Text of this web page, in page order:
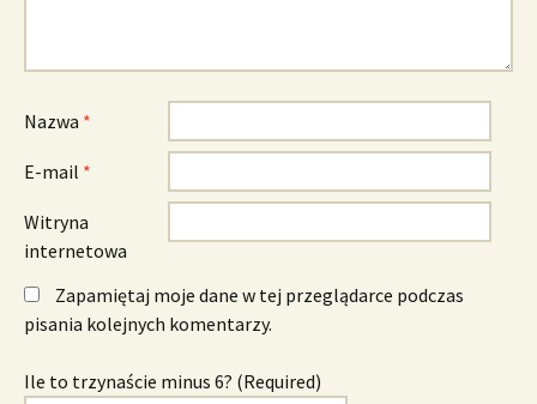
Nazwa *
E-mail *
Witryna
internetowa
Zapamiętaj moje dane w tej przeglądarce podczas
pisania kolejnych komentarzy.
Ile to trzynaście minus 6? (Required)